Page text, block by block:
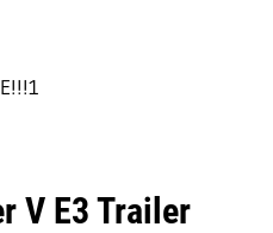
V E3 Trailer